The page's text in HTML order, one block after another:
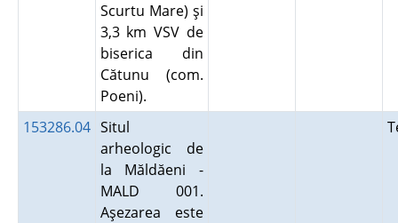
Scurtu Mare) şi
3,3 km VSV de
biserica din
Cătunu (com.
Poeni).
153286.04 Situl
arheologic de
la Măldăeni -
MALD 001.
Aşezarea este